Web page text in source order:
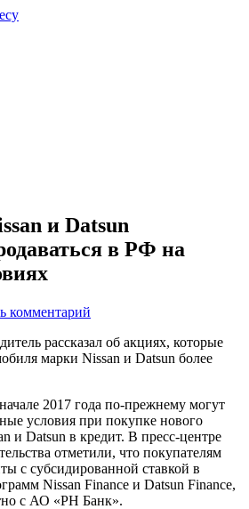
и Datsun
в РФ на
комментарий
рассказал об акциях, которые
марки Nissan и Datsun более
2017 года по-прежнему могут
условия при покупке нового
и Datsun в кредит. В пресс-центре
отметили, что покупателям
с субсидированной ставкой в
Nissan Finance и Datsun Finance,
с АО «РН Банк».